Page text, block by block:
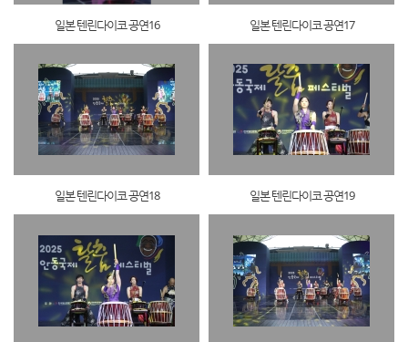
일본 텐린다이코 공연16 일본 텐린다이코 공연17
일본 텐린다이코 공연18 일본 텐린다이코 공연19